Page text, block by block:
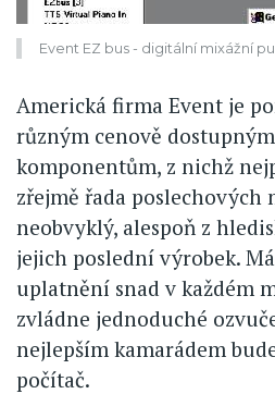
Event EZ bus - digitální mixážní
Americká firma Event je
různým cenově
komponentům, z nichž
zřejmě řada poslechových
neobvyklý, alespoň z
jejich poslední výrobek.
uplatnění snad v každém
zvládne jednoduché
nejlepším kamarádem
počítač.